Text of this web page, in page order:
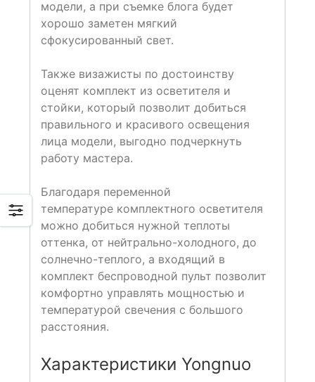
модели, а при съемке блога будет
хорошо заметен мягкий
сфокусированный свет.
Также визажисты по достоинству
оценят комплект из осветителя и
стойки, который позволит добиться
правильного и красивого освещения
лица модели, выгодно подчеркнуть
работу мастера.
Благодаря переменной
температуре комплектного осветителя
можно добиться нужной теплоты
оттенка, от нейтрально-холодного, до
солнечно-теплого, а входящий в
комплект беспроводной пульт позволит
комфортно управлять мощностью и
температурой свечения с большого
расстояния.
Характеристики Yongnuo